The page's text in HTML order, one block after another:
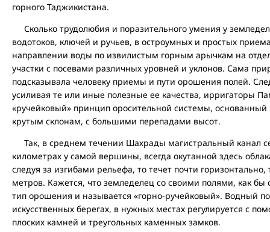
горного Таджикистана.
Сколько трудолюбия и поразительного умения у
водотоков, ключей и ручьев, в остроумных и простых
направлении воды по извилистым горным арычкам на
участки с посевами различных уровней и уклонов. Сама
подсказывала человеку приемы и пути орошения полей.
усиливая те или иные полезные ее качества, ирригаторы
«ручейковый» принцип оросительной системы,
крутым склонам, с большими перепадами высот.
Так, в среднем течении Шахрады магистральный канал
километрах у самой вершины, всегда окутанной здесь
следуя за изгибами рельефа, то течет почти
метров. Кажется, что земледелец со своими полями, как бы
тип орошения и называется «горно-ручейковый». Водный
искусственных берегах, в нужных местах регулируется с
плоских камней и треугольных каменных замков.